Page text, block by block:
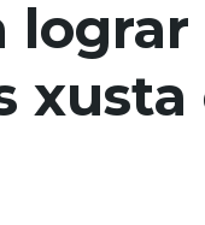
xusta